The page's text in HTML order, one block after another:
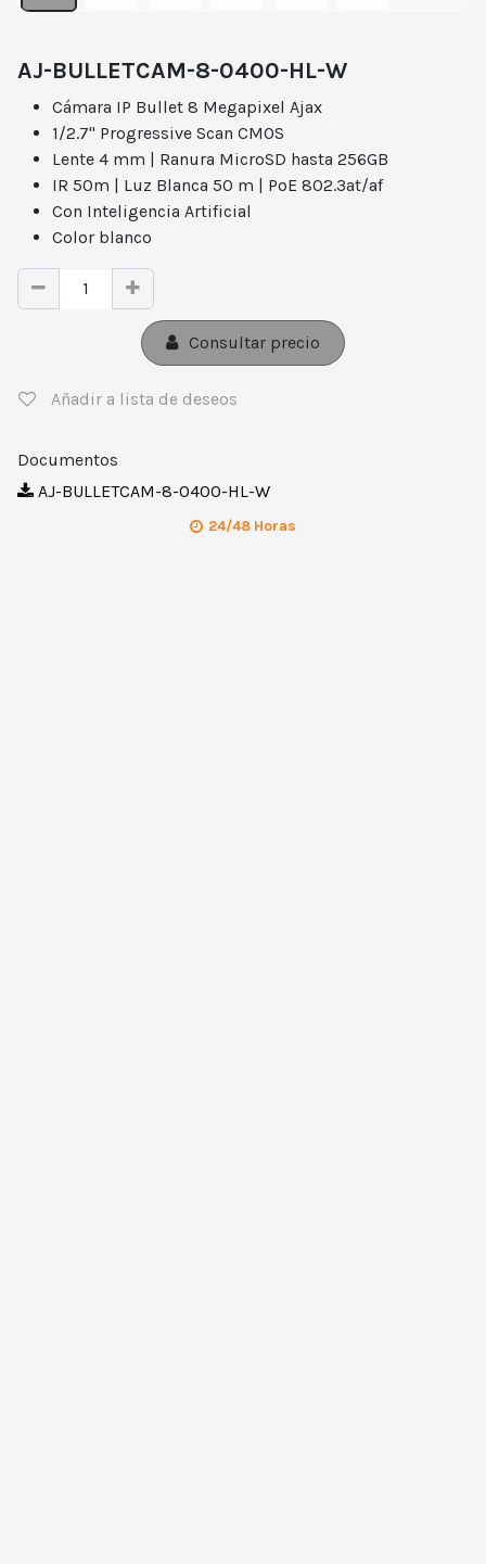
AJ-BULLETCAM-8-0400-HL-W
Cámara IP Bullet 8 Megapixel Ajax
1/2.7" Progressive Scan CMOS
Lente 4 mm | Ranura MicroSD hasta 256GB
IR 50m | Luz Blanca 50 m | PoE 802.3at/af
Con Inteligencia Artificial
Color blanco
Consultar precio
Añadir a lista de deseos
Documentos
AJ-BULLETCAM-8-0400-HL-W
24/48 Horas